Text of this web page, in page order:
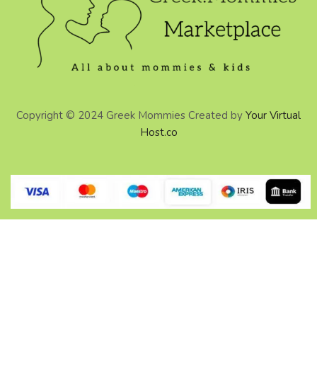
Copyright © 2024 Greek Mommies Created by Your Virtual
Host.co